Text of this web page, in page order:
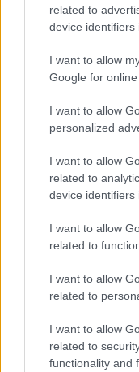
related to
device identifiers
I want to allow
Google for
I want to allow
personalized
I want to allow
related to
device identifiers
I want to allow
related to
I want to allow
related to
I want to allow
related to
functionality and
Παρισιού, στην
συγκρούσεων
δημιουργήσει
Σεπτεμβρίου στη
Καλαμπάκα καθώς